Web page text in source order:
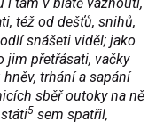
i tam v blatě váznouti,
též od dešťů, snihů,
snášeti viděl; jako
jim přetřásati, vačky
hněv, trhání a sapání
sběř outoky na ně
5 sem spatřil,